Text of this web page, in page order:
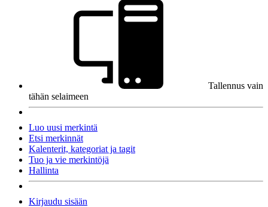
Tallennus vain
tähän selaimeen
Luo uusi merkintä
Etsi merkinnät
Kalenterit, kategoriat ja tagit
Tuo ja vie merkintöjä
Hallinta
Kirjaudu sisään